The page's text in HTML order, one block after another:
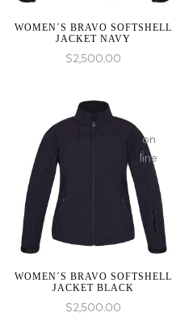
WOMEN´S BRAVO SOFTSHELL
JACKET NAVY
$2,500.00
given
on
line
WOMEN´S BRAVO SOFTSHELL
JACKET BLACK
$2,500.00